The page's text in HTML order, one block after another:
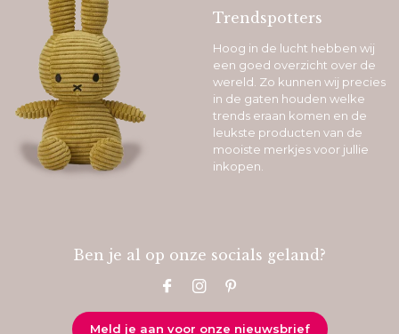
Trendspotters
Hoog in de lucht hebben wij
een goed overzicht over de
wereld. Zo kunnen wij precies
in de gaten houden welke
trends eraan komen en de
leukste producten van de
mooiste merkjes voor jullie
inkopen.
Ben je al op onze socials geland?
Meld je aan voor onze nieuwsbrief